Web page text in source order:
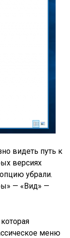
видеть путь к
версиях
убрали.
— «Вид» —
меню